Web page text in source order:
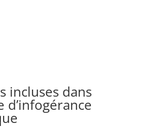
incluses dans